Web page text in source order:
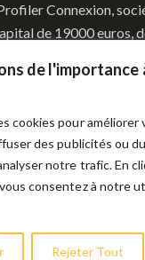
de l'importance
cookies pour
des publicités ou
notre trafic. En
consentez à notre
Rejeter Tout
Connexion,
de 19000 euros,
immatriculée au R.C.S.
95316348200011